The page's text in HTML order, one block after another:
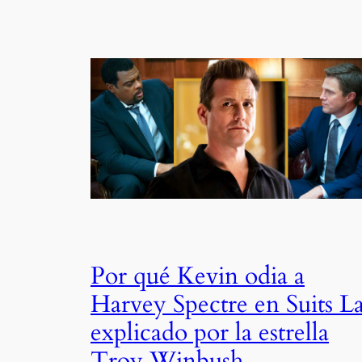
Por qué Kevin odia a
Harvey Spectre en Suits
explicado por la estrella